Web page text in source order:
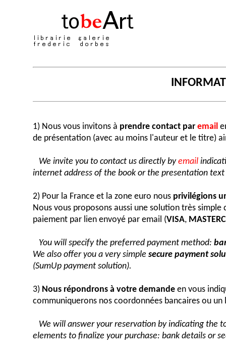
1) Nous vous invitons à prendre contact par email
de présentation (avec au moins l'auteur et le titre)
We invite you to contact us directly byemail
internet address of the book or the presentation
2) Pour la France et la zone euro nous privilégions
Nous vous proposons aussi une solution très simple
paiement par lien envoyé par email (VISA,
You will specify the preferred payment method:
We also offer you a very simple secure payment
(SumUp payment solution).
3) Nous répondrons à votre demande en vous
communiquerons nos coordonnées bancaires ou
We will answer your reservation by indicating the
elements to finalize your purchase: bank details or